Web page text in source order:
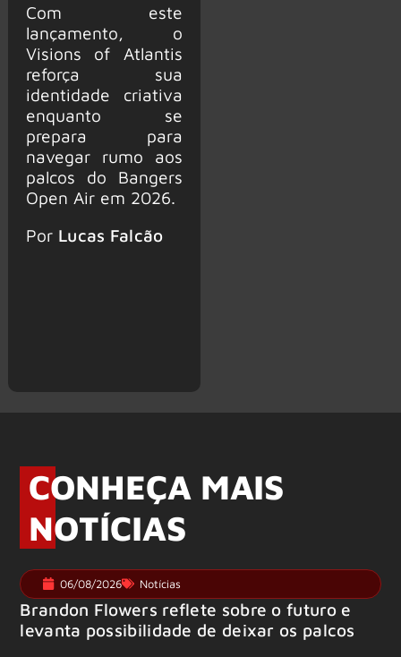
Com este
lançamento, o
Visions of Atlantis
reforça sua
identidade criativa
enquanto se
prepara para
navegar rumo aos
palcos do Bangers
Open Air em 2026.
Por Lucas Falcão
CONHEÇA MAIS
NOTÍCIAS
06/08/2026 Notícias
Brandon Flowers reflete sobre o futuro e
levanta possibilidade de deixar os palcos